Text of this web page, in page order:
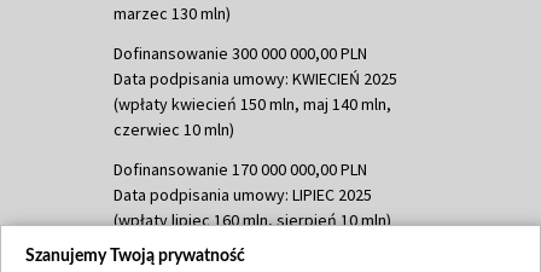
marzec 130 mln)
Dofinansowanie 300 000 000,00 PLN
Data podpisania umowy: KWIECIEŃ 2025
(wpłaty kwiecień 150 mln, maj 140 mln,
czerwiec 10 mln)
Dofinansowanie 170 000 000,00 PLN
Data podpisania umowy: LIPIEC 2025
(wpłaty lipiec 160 mln, sierpień 10 mln)
Dofinansowanie 60 000 000,00 PLN
Szanujemy Twoją prywatność